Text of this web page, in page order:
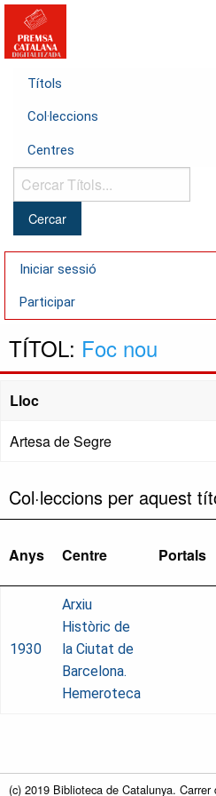
Títols
Col·leccions
Centres
Cercar
Títols...
Iniciar sessió
Participar
TÍTOL: Foc nou
Lloc
Artesa de Segre
Col·leccions per aquest
Anys Centre Portals
1930
Arxiu
Històric de
la Ciutat de
Barcelona.
Hemeroteca
(c) 2019 Biblioteca de Catalunya.